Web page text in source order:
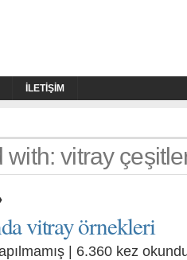
İLETIŞIM
vitray
vitray örnekleri
| 6.360 kez